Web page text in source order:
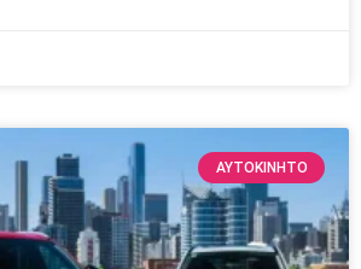
ΑΥΤΟΚΙΝΗΤΟ